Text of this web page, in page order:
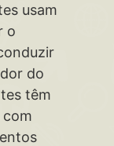
usam
o
do
têm
com